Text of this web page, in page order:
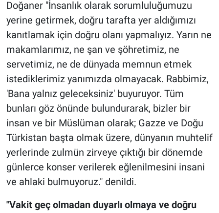
Doğaner "İnsanlık olarak sorumluluğumuzu
yerine getirmek, doğru tarafta yer aldığımızı
kanıtlamak için doğru olanı yapmalıyız. Yarın ne
makamlarımız, ne şan ve şöhretimiz, ne
servetimiz, ne de dünyada memnun etmek
istediklerimiz yanımızda olmayacak. Rabbimiz,
'Bana yalnız geleceksiniz' buyuruyor. Tüm
bunları göz önünde bulundurarak, bizler bir
insan ve bir Müslüman olarak; Gazze ve Doğu
Türkistan başta olmak üzere, dünyanın muhtelif
yerlerinde zulmün zirveye çıktığı bir dönemde
günlerce konser verilerek eğlenilmesini insani
ve ahlaki bulmuyoruz." denildi.
"Vakit geç olmadan duyarlı olmaya ve doğru